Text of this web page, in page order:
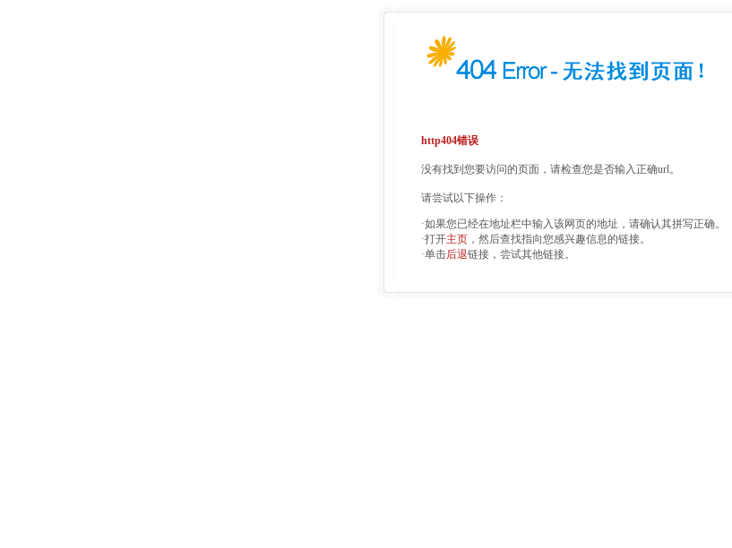
http404错误
没有找到您要访问的页面，请检查您是否输入正确url。
请尝试以下操作：
·如果您已经在地址栏中输入该网页的地址，请确认其拼写正确。
·打开主页 ，然后查找指向您感兴趣信息的链接。
·单击后退链接，尝试其他链接。